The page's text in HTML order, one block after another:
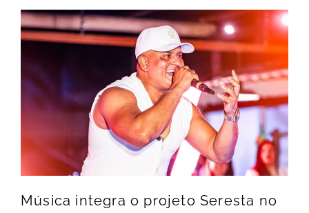
Música integra o projeto Seresta no